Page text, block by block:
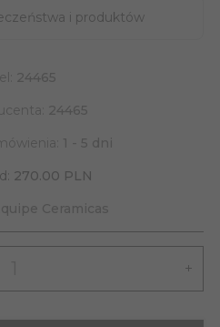
i produktów
24465
24465
1 - 5 dni
270.00 PLN
Ceramicas